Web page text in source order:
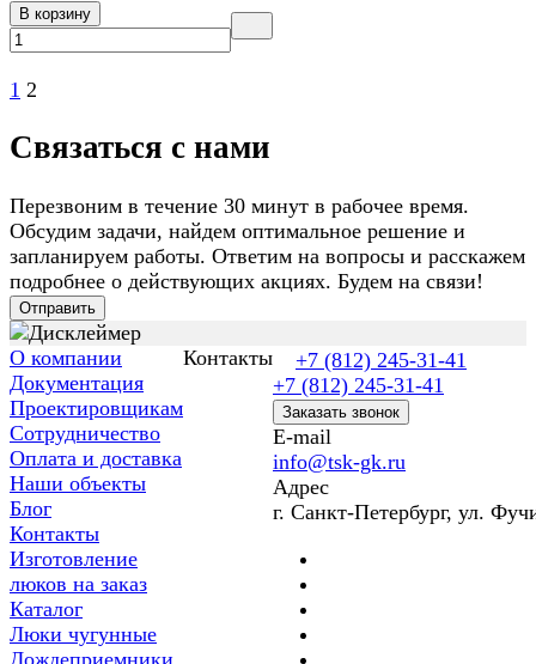
В корзину
1 2
Связаться с нами
Перезвоним в течение 30 минут в рабочее время.
Обсудим задачи, найдем оптимальное решение и
запланируем работы. Ответим на вопросы и расскажем
подробнее о действующих акциях. Будем на связи!
Отправить
О компании
Документация
Проектировщикам
Сотрудничество
Оплата и доставка
Наши объекты
Блог
Контакты
Изготовление
люков на заказ
Каталог
Люки чугунные
Дождеприемники
Контакты
+7 (812) 245-31-41
+7 (812) 245-31-41
Заказать звонок
E-mail
info@tsk-gk.ru
Адрес
г. Санкт-Петербург, ул.